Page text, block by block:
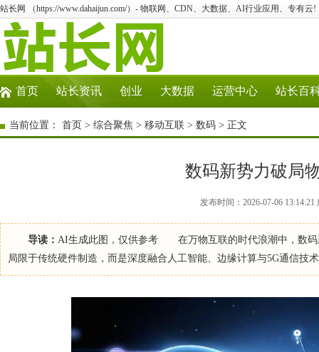
站长网 （https://www.dahaijun.com/）- 物联网、CDN、大数据、AI行业应用、专有云!
首页 站长资讯 创业 大数据 运营中心 站长百
当前位置： 首页 > 综合聚焦 > 移动互联 > 数码 > 正文
数码新势力破局
发布时间：2026-07-06
导读： AI生成此图，仅供参考 在万物互联的时代浪潮中，数码
局限于传统硬件制造，而是深度融合人工智能、边缘计算与5G通信技